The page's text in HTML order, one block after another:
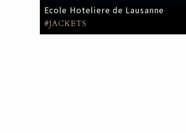
Ecole Hoteliere de Lausanne
#JACKETS